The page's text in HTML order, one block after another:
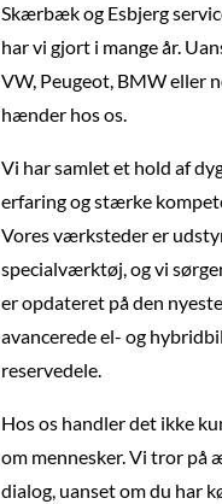
Skærbæk og Esbjerg
har vi gjort i mange år.
VW, Peugeot, BMW eller
hænder hos os.
Vi har samlet et hold af
erfaring og stærke
Vores værksteder er
specialværktøj, og vi
er opdateret på den
avancerede el- og
reservedele.
Hos os handler det ikke
om mennesker. Vi tror på
dialog, uanset om du har